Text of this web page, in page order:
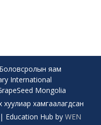
Боловсролын яам
International
Mongolia
хуулиар хамгаалагдсан
| Education Hub by WEN